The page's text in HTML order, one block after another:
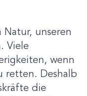
Natur, unseren
Viele
wenn
retten. Deshalb
die